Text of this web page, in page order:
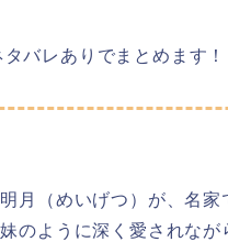
バレありでまとめます！
月（めいげつ）が、名家
のように深く愛されなが